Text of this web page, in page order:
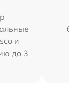
и
до 3